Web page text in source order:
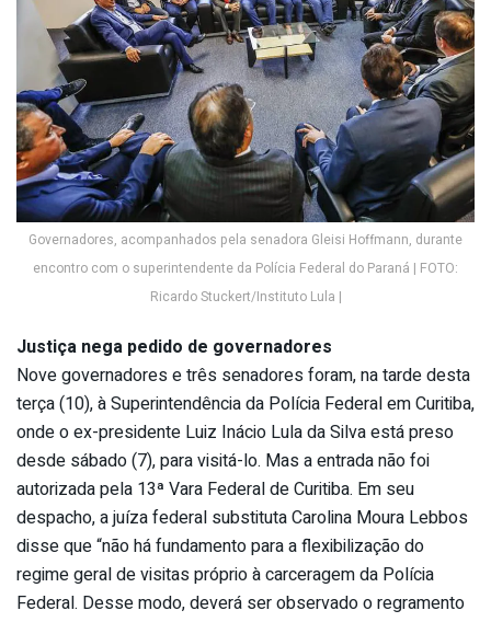
Governadores, acompanhados pela senadora Gleisi Hoffmann, durante
encontro com o superintendente da Polícia Federal do Paraná | FOTO:
Ricardo Stuckert/Instituto Lula |
Justiça nega pedido de governadores
Nove governadores e três senadores foram, na tarde desta
terça (10), à Superintendência da Polícia Federal em Curitiba,
onde o ex-presidente Luiz Inácio Lula da Silva está preso
desde sábado (7), para visitá-lo. Mas a entrada não foi
autorizada pela 13ª Vara Federal de Curitiba. Em seu
despacho, a juíza federal substituta Carolina Moura Lebbos
disse que “não há fundamento para a flexibilização do
regime geral de visitas próprio à carceragem da Polícia
Federal. Desse modo, deverá ser observado o regramento